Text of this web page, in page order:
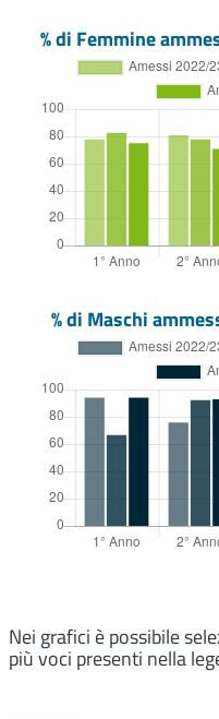
% di Femmine
% di Maschi
Nei grafici è possibile
più voci presenti nella